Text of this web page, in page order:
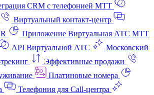
CRM с телефонией МТТ
Виртуальный контакт‑центр
Приложение Виртуальная АТС МТТ
API Виртуальной АТС
Московский
Эффективные продажи
Платиновые номера
Телефония для Call-центра